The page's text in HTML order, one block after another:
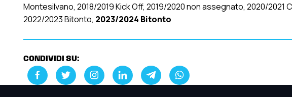
Montesilvano, 2018/2019 Kick Off, 2019/2020 non assegnato, 2020/2021
2022/2023 Bitonto, 2023/2024 Bitonto
CONDIVIDI SU: